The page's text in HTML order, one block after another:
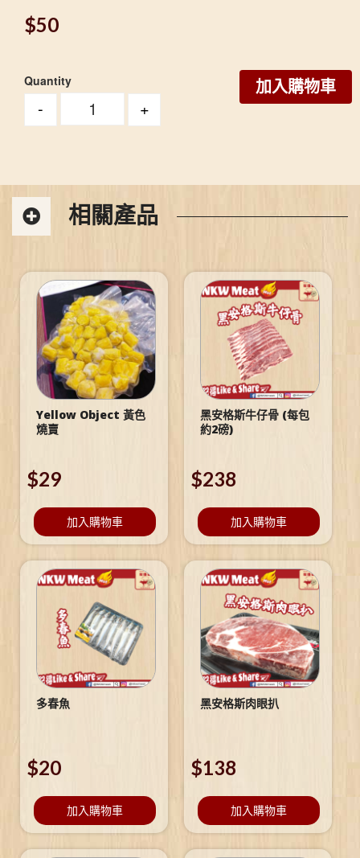
$50
Quantity
- +
加入購物車
相關產品
Yellow Object 黃色
燒賣
$29
加入購物車
黑安格斯牛仔骨 (每包
約2磅)
$238
加入購物車
多春魚
$20
加入購物車
黑安格斯肉眼扒
$138
加入購物車